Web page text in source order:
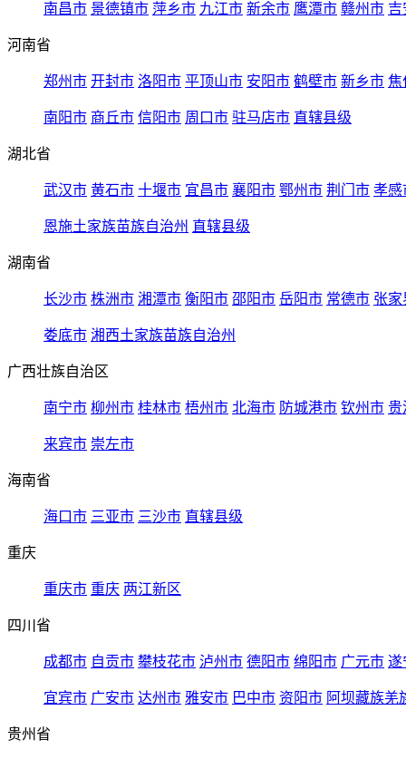
南昌市 景德镇市 萍乡市 九江市 新余市 鹰潭市 赣州市 吉
河南省
郑州市 开封市 洛阳市 平顶山市 安阳市 鹤壁市 新乡市 焦
南阳市 商丘市 信阳市 周口市 驻马店市 直辖县级
湖北省
武汉市 黄石市 十堰市 宜昌市 襄阳市 鄂州市 荆门市 孝感
恩施土家族苗族自治州 直辖县级
湖南省
长沙市 株洲市 湘潭市 衡阳市 邵阳市 岳阳市 常德市 张家
娄底市 湘西土家族苗族自治州
广西壮族自治区
南宁市 柳州市 桂林市 梧州市 北海市 防城港市 钦州市 贵
来宾市 崇左市
海南省
海口市 三亚市 三沙市 直辖县级
重庆
重庆市 重庆 两江新区
四川省
成都市 自贡市 攀枝花市 泸州市 德阳市 绵阳市 广元市 遂
宜宾市 广安市 达州市 雅安市 巴中市 资阳市 阿坝藏族羌
贵州省